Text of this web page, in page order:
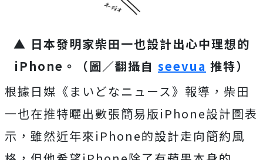
▲ 日本發明家柴田一也設計出心中理想的
iPhone。（圖／翻攝自 seevua 推特）
根據日媒《まいどなニュース》報導，柴田
一也在推特曬出數張簡易版iPhone設計圖表
示，雖然近年來iPhone的設計走向簡約風